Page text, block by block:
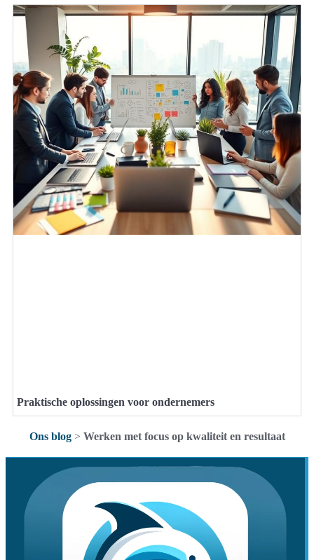
Praktische oplossingen voor ondernemers
Ons blog> Werken met focus op kwaliteit en resultaat